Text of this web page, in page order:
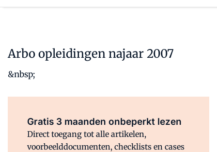
Arbo opleidingen najaar 2007
&nbsp;
Gratis 3 maanden onbeperkt lezen
Direct toegang tot alle artikelen,
voorbeelddocumenten, checklists en cases